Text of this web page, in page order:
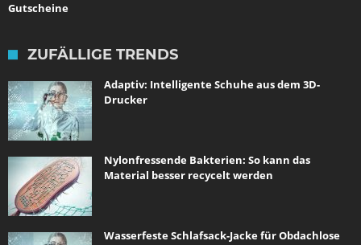
Gutscheine
ZUFÄLLIGE TRENDS
Adaptiv: Intelligente Schuhe aus dem 3D-
Drucker
Nylonfressende Bakterien: So kann das
Material besser recycelt werden
Wasserfeste Schlafsack-Jacke für Obdachlose